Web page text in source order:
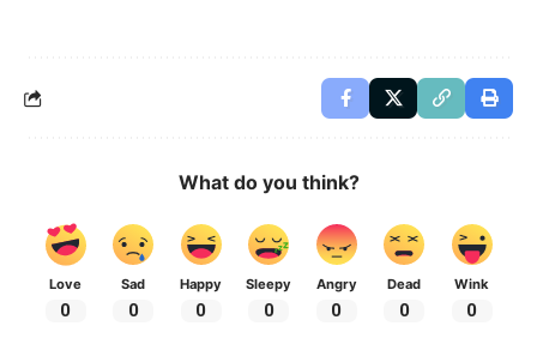
What do you think?
Love
0
Sad
0
Happy
0
Sleepy
0
Angry
0
Dead
0
Wink
0